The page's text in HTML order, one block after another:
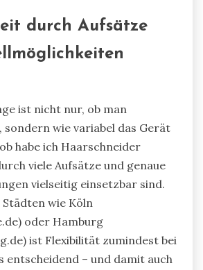
durch Aufsätze
ist nicht nur, ob man
sondern wie variabel das Gerät
habe ich Haarschneider
viele Aufsätze und genaue
vielseitig einsetzbar sind.
Städten wie Köln
oder Hamburg
ist Flexibilität zumindest bei
entscheidend – und damit auch